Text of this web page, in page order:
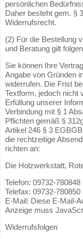
persönlichen
Daher besteht gem. §
Widerrufsrecht.
(2) Für die Bestellung
und Beratung gilt
Sie können Ihre
Angabe von Gründen
widerrufen. Die Frist
Textform, jedoch nicht
Erfüllung unserer
Verbindung mit § 1
Pflichten gemäß §
Artikel 246 § 3
die rechtzeitige
richten an:
Die Holzwerkstatt,
Telefon: 09732-780848
Telefax: 09732-780850
E-Mail: Diese E-Mail-
Anzeige muss
Widerrufsfolgen